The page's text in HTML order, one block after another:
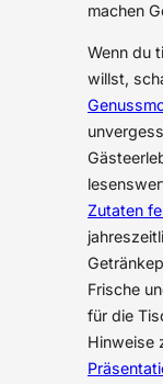
machen
Wenn du
willst,
Zutaten
Frische
für die
Hinweise